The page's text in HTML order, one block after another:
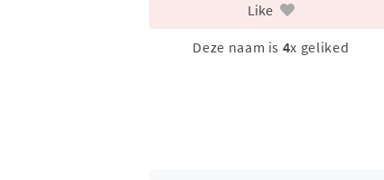
Like
Deze naam is 4x geliked